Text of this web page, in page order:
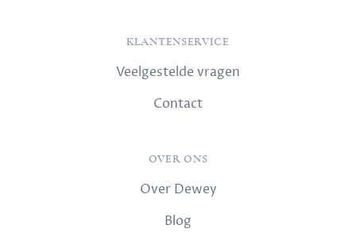
KLANTENSERVICE
Veelgestelde vragen
Contact
OVER ONS
Over Dewey
Blog